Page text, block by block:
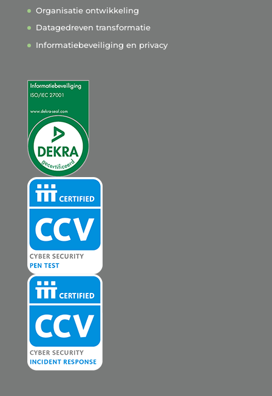
Organisatie ontwikkeling
Datagedreven transformatie
Informatiebeveiliging en privacy